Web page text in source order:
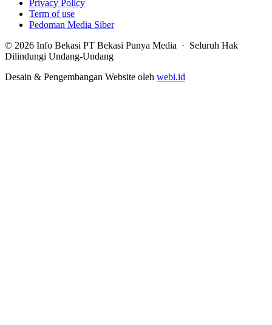
Privacy Policy
Term of use
Pedoman Media Siber
© 2026 Info Bekasi PT Bekasi Punya Media · Seluruh Hak
Dilindungi Undang-Undang
Desain & Pengembangan Website oleh webi.id